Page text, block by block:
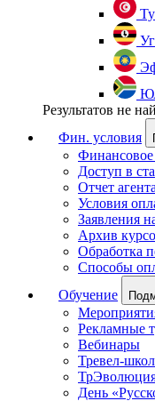
Результатов не
Фин. условия
Финансовое
Доступ в
Отчет агента
Условия
Заявления
Архив
Обработка
Способы
Обучение
Рекламные
Вебинары
Тревел-
День